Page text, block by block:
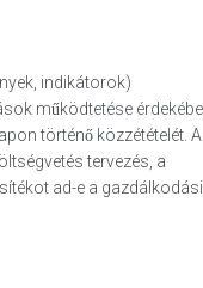
indikátorok)
működtetése
történő közzétételét. A
tervezés, a
ad-e a gazdálkodási